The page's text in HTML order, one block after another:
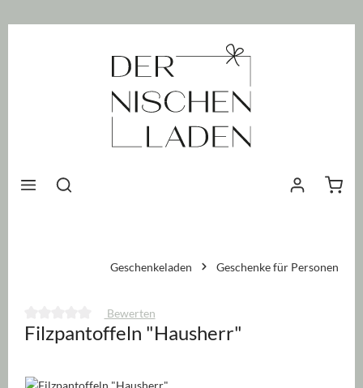
Geschenkeladen Geschenke für Personen
Durchschnittliche Bewertung von 0 von 5 Sternen
Bewerten
Filzpantoffeln "Hausherr"
Bildergalerie überspringen